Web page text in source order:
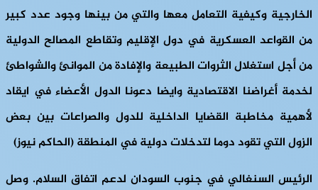
الخارجية وكيفية التعامل معها والتي من بينها وجود عدد كبير
من القواعد العسكرية في دول الإقليم وتقاطع المصالح الدولية
من أجل استغلال الثروات الطبيعة والإفادة من الموانئ والشواطئ
لخدمة أغراضنا الاقتصادية وايضا دعونا الدول الأعضاء في ايقاد
لأهمية مخاطبة القضايا الداخلية للدول والصراعات بين بعض
الزول التي تقود دوما لتدخلات دولية في المنطقة (الحاكم نيوز)
الرئيس السنغالي في جنوب السودان لدعم اتفاق السلام. وصل